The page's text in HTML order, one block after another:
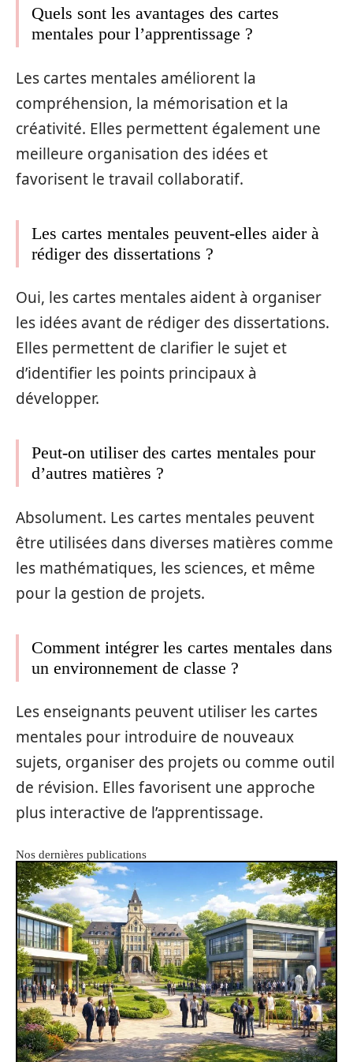
Quels sont les avantages des cartes
mentales pour l’apprentissage ?
Les cartes mentales améliorent la
compréhension, la mémorisation et la
créativité. Elles permettent également une
meilleure organisation des idées et
favorisent le travail collaboratif.
Les cartes mentales peuvent-elles aider à
rédiger des dissertations ?
Oui, les cartes mentales aident à organiser
les idées avant de rédiger des dissertations.
Elles permettent de clarifier le sujet et
d’identifier les points principaux à
développer.
Peut-on utiliser des cartes mentales pour
d’autres matières ?
Absolument. Les cartes mentales peuvent
être utilisées dans diverses matières comme
les mathématiques, les sciences, et même
pour la gestion de projets.
Comment intégrer les cartes mentales dans
un environnement de classe ?
Les enseignants peuvent utiliser les cartes
mentales pour introduire de nouveaux
sujets, organiser des projets ou comme outil
de révision. Elles favorisent une approche
plus interactive de l’apprentissage.
Nos dernières publications